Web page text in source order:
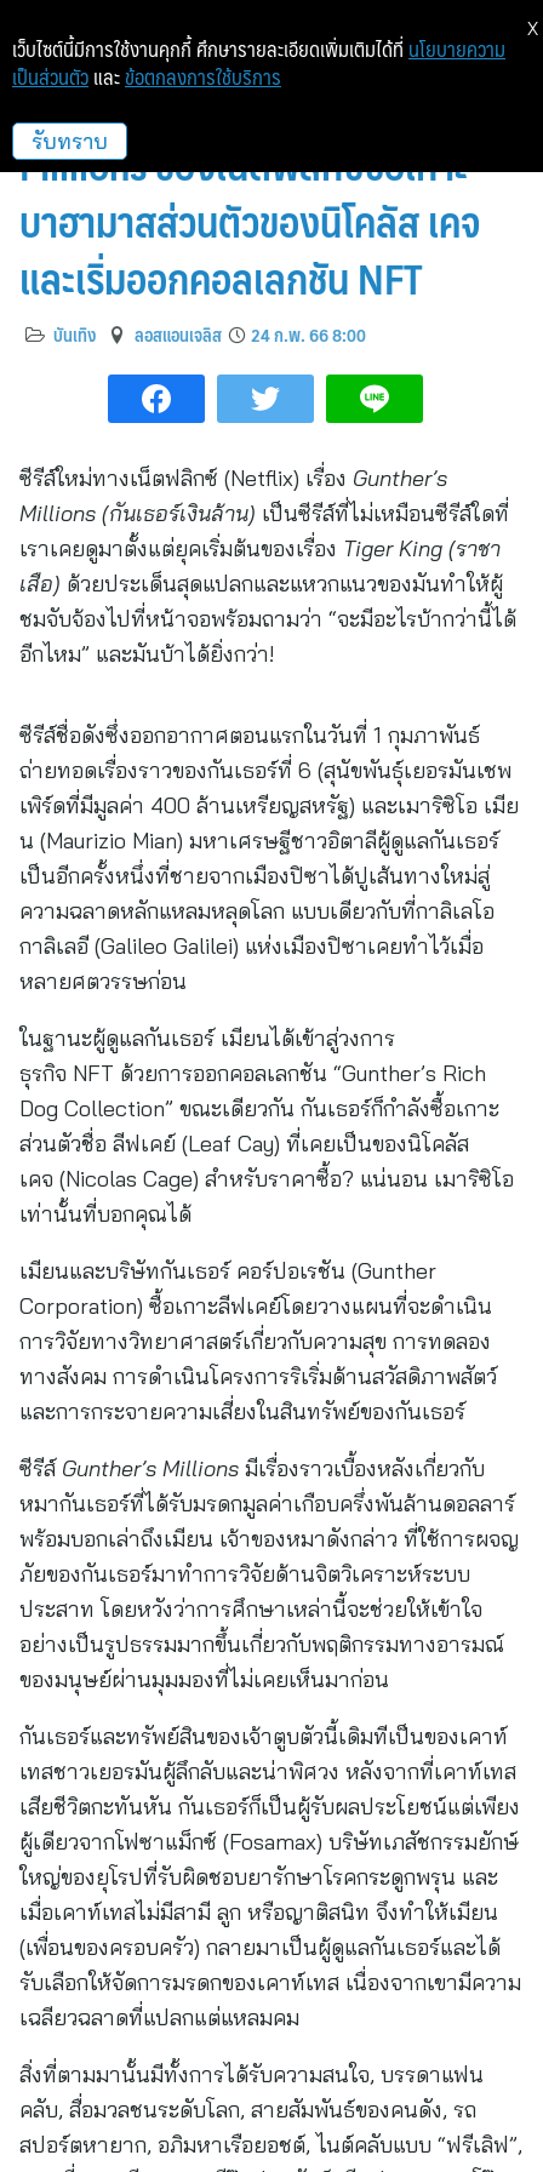
สุนัขชื่อดังจากซีรีส์ Gunther’s
Millions ของเน็ตฟลิกซ์ซื้อเกาะ
บาฮามาสส่วนตัวของนิโคลัส เคจ
และเริ่มออกคอลเลกชัน NFT
บันเทิง ลอสแอนเจลิส 24 ก.พ. 66 8:00
ซีรีส์ใหม่ทางเน็ตฟลิกซ์ (Netflix) เรื่อง Gunther’s
Millions (กันเธอร์เงินล้าน) เป็นซีรีส์ที่ไม่เหมือนซีรีส์ใดที่
เราเคยดูมาตั้งแต่ยุคเริ่มต้นของเรื่อง Tiger King (ราชา
เสือ) ด้วยประเด็นสุดแปลกและแหวกแนวของมันทำให้ผู้
ชมจับจ้องไปที่หน้าจอพร้อมถามว่า “จะมีอะไรบ้ากว่านี้ได้
อีกไหม” และมันบ้าได้ยิ่งกว่า!
ซีรีส์ชื่อดังซึ่งออกอากาศตอนแรกในวันที่ 1 กุมภาพันธ์
ถ่ายทอดเรื่องราวของกันเธอร์ที่ 6 (สุนัขพันธุ์เยอรมันเชพ
เพิร์ดที่มีมูลค่า 400 ล้านเหรียญสหรัฐ) และเมาริซิโอ เมีย
น (Maurizio Mian) มหาเศรษฐีชาวอิตาลีผู้ดูแลกันเธอร์
เป็นอีกครั้งหนึ่งที่ชายจากเมืองปิซาได้ปูเส้นทางใหม่สู่
ความฉลาดหลักแหลมหลุดโลก แบบเดียวกับที่กาลิเลโอ
กาลิเลอี (Galileo Galilei) แห่งเมืองปิซาเคยทำไว้เมื่อ
หลายศตวรรษก่อน
ในฐานะผู้ดูแลกันเธอร์ เมียนได้เข้าสู่วงการ
ธุรกิจ NFT ด้วยการออกคอลเลกชัน “Gunther’s Rich
Dog Collection” ขณะเดียวกัน กันเธอร์ก็กำลังซื้อเกาะ
ส่วนตัวชื่อ ลีฟเคย์ (Leaf Cay) ที่เคยเป็นของนิโคลัส
เคจ (Nicolas Cage) สำหรับราคาซื้อ? แน่นอน เมาริซิโอ
เท่านั้นที่บอกคุณได้
เมียนและบริษัทกันเธอร์ คอร์ปอเรชัน (Gunther
Corporation) ซื้อเกาะลีฟเคย์โดยวางแผนที่จะดำเนิน
การวิจัยทางวิทยาศาสตร์เกี่ยวกับความสุข การทดลอง
ทางสังคม การดำเนินโครงการริเริ่มด้านสวัสดิภาพสัตว์
และการกระจายความเสี่ยงในสินทรัพย์ของกันเธอร์
ซีรีส์ Gunther’s Millions มีเรื่องราวเบื้องหลังเกี่ยวกับ
หมากันเธอร์ที่ได้รับมรดกมูลค่าเกือบครึ่งพันล้านดอลลาร์
พร้อมบอกเล่าถึงเมียน เจ้าของหมาดังกล่าว ที่ใช้การผจญ
ภัยของกันเธอร์มาทำการวิจัยด้านจิตวิเคราะห์ระบบ
ประสาท โดยหวังว่าการศึกษาเหล่านี้จะช่วยให้เข้าใจ
อย่างเป็นรูปธรรมมากขึ้นเกี่ยวกับพฤติกรรมทางอารมณ์
ของมนุษย์ผ่านมุมมองที่ไม่เคยเห็นมาก่อน
กันเธอร์และทรัพย์สินของเจ้าตูบตัวนี้เดิมทีเป็นของเคาท์
เทสชาวเยอรมันผู้ลึกลับและน่าพิศวง หลังจากที่เคาท์เทส
เสียชีวิตกะทันหัน กันเธอร์ก็เป็นผู้รับผลประโยชน์แต่เพียง
ผู้เดียวจากโฟซาแม็กซ์ (Fosamax) บริษัทเภสัชกรรมยักษ์
ใหญ่ของยุโรปที่รับผิดชอบยารักษาโรคกระดูกพรุน และ
เมื่อเคาท์เทสไม่มีสามี ลูก หรือญาติสนิท จึงทำให้เมียน
(เพื่อนของครอบครัว) กลายมาเป็นผู้ดูแลกันเธอร์และได้
รับเลือกให้จัดการมรดกของเคาท์เทส เนื่องจากเขามีความ
เฉลียวฉลาดที่แปลกแต่แหลมคม
สิ่งที่ตามมานั้นมีทั้งการได้รับความสนใจ, บรรดาแฟน
คลับ, สื่อมวลชนระดับโลก, สายสัมพันธ์ของคนดัง, รถ
สปอร์ตหายาก, อภิมหาเรือยอชต์, ไนต์คลับแบบ “ฟรีเลิฟ”,
เว็บไซต์นี้มีการใช้งานคุกกี้ ศึกษารายละเอียดเพิ่มเติมได้ที่ นโยบายความ
เป็นส่วนตัว และ ข้อตกลงการใช้บริการ
รับทราบ
X